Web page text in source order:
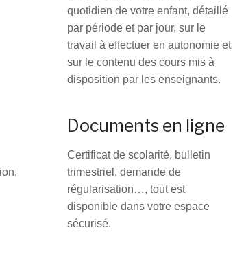
quotidien de votre enfant, détaillé
par période et par jour, sur le
travail à effectuer en autonomie et
sur le contenu des cours mis à
disposition par les enseignants.
Documents en ligne
Certificat de scolarité, bulletin
trimestriel, demande de
régularisation…, tout est
disponible dans votre espace
sécurisé.